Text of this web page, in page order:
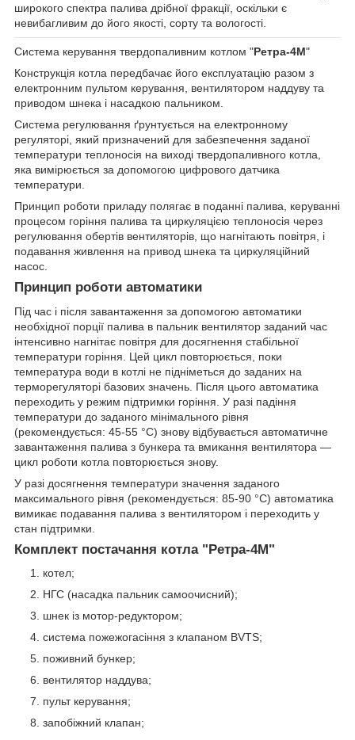
широкого спектра палива дрібної фракції, оскільки є
невибагливим до його якості, сорту та вологості.
Система керування твердопаливним котлом "Ретра-4М"
Конструкція котла передбачає його експлуатацію разом з
електронним пультом керування, вентилятором наддуву та
приводом шнека і насадкою пальником.
Система регулювання ґрунтується на електронному
регуляторі, який призначений для забезпечення заданої
температури теплоносія на виході твердопаливного котла,
яка вимірюється за допомогою цифрового датчика
температури.
Принцип роботи приладу полягає в поданні палива, керуванні
процесом горіння палива та циркуляцією теплоносія через
регулювання обертів вентиляторів, що нагнітають повітря, і
подавання живлення на привод шнека та циркуляційний
насос.
Принцип роботи автоматики
Під час і після завантаження за допомогою автоматики
необхідної порції палива в пальник вентилятор заданий час
інтенсивно нагнітає повітря для досягнення стабільної
температури горіння. Цей цикл повторюється, поки
температура води в котлі не підніметься до заданих на
терморегуляторі базових значень. Після цього автоматика
переходить у режим підтримки горіння. У разі падіння
температури до заданого мінімального рівня
(рекомендується: 45-55 °C) знову відбувається автоматичне
завантаження палива з бункера та вмикання вентилятора —
цикл роботи котла повторюється знову.
У разі досягнення температури значення заданого
максимального рівня (рекомендується: 85-90 °C) автоматика
вимикає подавання палива з вентилятором і переходить у
стан підтримки.
Комплект постачання котла "Ретра-4М"
котел;
НГС (насадка пальник самоочисний);
шнек із мотор-редуктором;
система пожежогасіння з клапаном BVTS;
поживний бункер;
вентилятор наддува;
пульт керування;
запобіжний клапан;